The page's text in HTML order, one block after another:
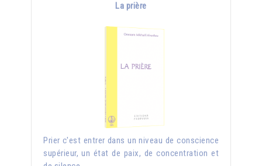
La prière
Prier c'est entrer dans un niveau de conscience
supérieur, un état de paix, de concentration et